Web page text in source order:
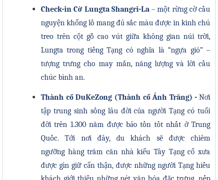
Check-in Cờ Lungta Shangri-La– một rừng cờ cầu
nguyện khổng lồ mang đủ sắc màu được in kinh chú
treo trên cột gỗ cao vút giữa không gian núi trời,
Lungta trong tiếng Tạng có nghĩa là “ngựa gió” –
tượng trưng cho may mắn, năng lượng và lời cầu
chúc bình an.
Thành cổ DuKeZong (Thành cổ Ánh Trăng) - Nơi
tập trung sinh sống lâu đời của người Tạng có tuổi
đời trên 1.300 năm được bảo tồn tốt nhất ở Trung
Quốc. Tới nơi đây, du khách sẽ được chiêm
ngưỡng hàng trăm căn nhà kiểu Tây Tạng cổ xưa
được gìn giữ cẩn thận, được những người Tạng hiếu